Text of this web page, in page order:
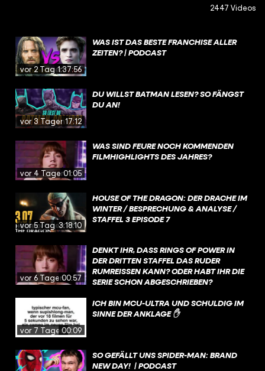
2447 Videos
vor 2 Tagen1:37:56
WAS IST DAS BESTE FRANCHISE ALLER
ZEITEN? | PODCAST
vor 3 Tagen17:12
DU WILLST BATMAN LESEN? SO FÄNGST
DU AN!
vor 4 Tagen01:05
WAS SIND FEURE NOCH KOMMENDEN
FILMHIGHLIGHTS DES JAHRES?
vor 5 Tagen3:18:10
HOUSE OF THE DRAGON: DER DRACHE IM
WINTER / BESPRECHUNG & ANALYSE /
STAFFEL 3 EPISODE 7
vor 6 Tagen00:57
DENKT IHR, DASS RINGS OF POWER IN
DER DRITTEN STAFFEL DAS RUDER
RUMREISSEN KANN? ODER HABT IHR DIE
SERIE SCHON ABGESCHRIEBEN?
vor 7 Tagen00:09
ICH BIN MCU-ULTRA UND SCHULDIG IM
SINNE DER ANKLAGE ✋
SO GEFÄLLT UNS SPIDER-MAN: BRAND
NEW DAY! | PODCAST